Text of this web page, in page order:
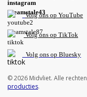
Volgons op YouTube
Volg ons op TikTok
Volg ons op Bluesky
© 2026 Midvliet. Alle
producties.